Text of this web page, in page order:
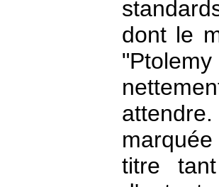
dont le
titre